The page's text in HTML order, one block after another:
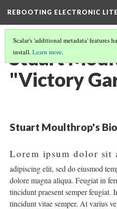
REBOOTING ELECTRONIC
Scalar's 'additional metadata' features
install.Learn more.
Stuart
"Victory
Stuart Moulthrop's
Lorem ipsum dolor sit
adipiscing elit, sed do eiusmod
dolore magna aliqua. Feugiat in
tincidunt praesent semper feugiat.
tincidunt vitae semper. At varius